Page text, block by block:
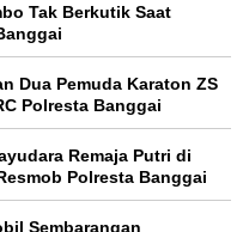
Tak Berkutik Saat
Dua Pemuda Karaton ZS
Polresta Banggai
Remaja Putri di
Polresta Banggai
Sembarangan